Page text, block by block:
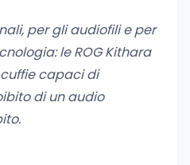
per gli audiofili e per
le ROG Kithara
capaci di
di un audio